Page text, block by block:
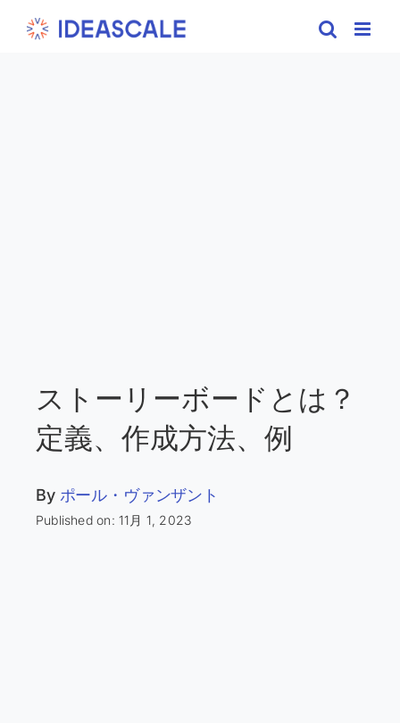
ストーリーボードとは？
定義、作成方法、例
By ポール・ヴァンザント
Published on: 11月 1, 2023